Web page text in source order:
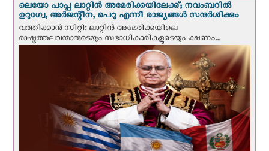
ലെയോ പാപ്പ ലാറ്റിൻ അമേരിക്കയിലേക്ക്; നവംബറില്‍
ഉറുഗ്വേ, അർജന്റീന, പെറു എന്നീ രാജ്യങ്ങള്‍ സന്ദര്‍ശിക്കും
വത്തിക്കാന്‍ സിറ്റി: ലാറ്റിന്‍ അമേരിക്കയിലെ
രാഷ്ട്രത്തലവന്മാരുടെയും സഭാധികാരികളുടെയും ക്ഷണം...